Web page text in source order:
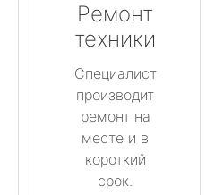
Ремонт
техники
Специалист
производит
ремонт на
месте и в
короткий
срок.